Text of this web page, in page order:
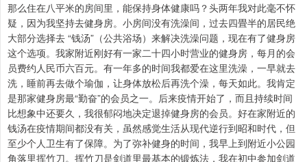
那么住在八平米的房间里，能保持身体健康吗？头两年我对此毫不怀
疑，因为我坚持去健身房。小房间没有洗澡间，过去四畳半的居民绝
大部分选择去 “钱汤”（公共浴场）来解决洗澡问题，现在有了健身房
这个选项。我家附近刚好有一家二十四小时营业的健身房，每月的会
员费约人民币六百元。有一年多的时间我都爱在这里洗澡，一早就去
洗，睡前再去做个瑜伽，让身体放松后再洗个澡，每天如此。我肯定
是那家健身房最“勤奋”的会员之一。后来疫情开始了，而且持续时间
比想象中还要久，我很郁闷地决定退掉健身房的会员。好在家附近的
钱汤在疫情期间都没有关，虽然感觉生活从现代逆行到昭和时代，但
至少个人卫生有了保障。为了弥补健身的时间，我早上到附近小公园
角落里挥竹刀。挥竹刀是剑道里最基本的锻炼法，我在初中参加剑道